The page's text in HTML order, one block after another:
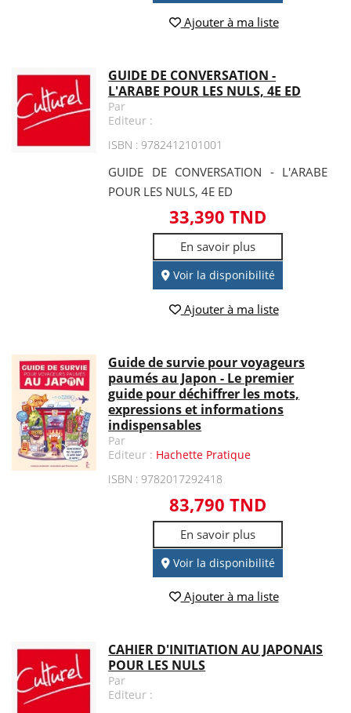
Ajouter à ma liste
GUIDE DE CONVERSATION -
L'ARABE POUR LES NULS, 4E ED
Par
Editeur :
ISBN : 9782412101001
GUIDE DE CONVERSATION - L'ARABE
POUR LES NULS, 4E ED
33,390 TND
En savoir plus
Voir la disponibilité
Ajouter à ma liste
Guide de survie pour voyageurs
paumés au Japon - Le premier
guide pour déchiffrer les mots,
expressions et informations
indispensables
Par
Editeur : Hachette Pratique
ISBN : 9782017292418
83,790 TND
En savoir plus
Voir la disponibilité
Ajouter à ma liste
CAHIER D'INITIATION AU JAPONAIS
POUR LES NULS
Par
Editeur :